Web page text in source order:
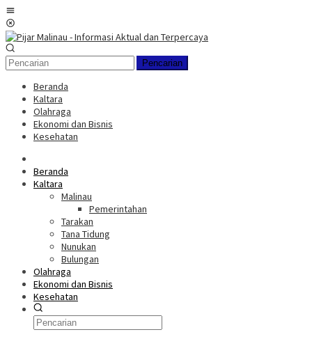
Loncat
ke
konten
Pencarian
Beranda
Kaltara
Olahraga
Ekonomi dan Bisnis
Kesehatan
Beranda
Kaltara
Malinau
Pemerintahan
Tarakan
Tana Tidung
Nunukan
Bulungan
Olahraga
Ekonomi dan Bisnis
Kesehatan